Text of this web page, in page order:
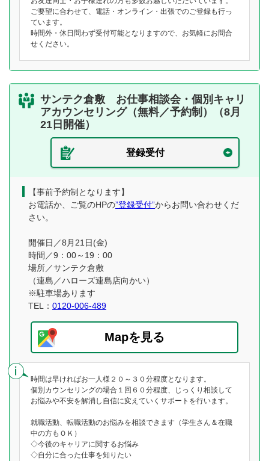
ご要望に合わせて、電話・オンライン・出張でのご登録も行っ
ています。
時間外・休日問わず受付可能となりますので、お気軽にお問合
せください。
サンテク倉敷 お仕事相談会・個別キャリ
アカウンセリング（無料／予約制）（8月
21日開催）
登録受付
【事前予約制となります】
お電話か、ご覧のHPの”登録受付”からお問い合わせくだ
さい。
開催日／8月21日(金)
時間／9：00～19：00
場所／サンテク倉敷
（連島／ハローズ連島店向かい）
※駐車場あります
TEL： 0120-006-489
Mapを見る
時間は早ければお一人様２０～３０分程度となります。
個別カウンセリングの場合１回６０分程度、じっくり相談して
お悩みや不安を解消し自信に変えていくサポートを行います。
就職活動、転職活動のお悩みを相談できます（学生さん＆在職
中の方もＯＫ）
◇今後のキャリアに関するお悩み
◇自分に合った仕事を知りたい